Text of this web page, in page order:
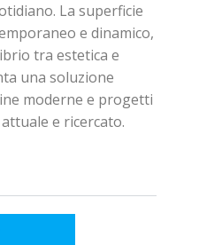
La superficie
e dinamico,
tra estetica e
una soluzione
moderne e progetti
e ricercato.